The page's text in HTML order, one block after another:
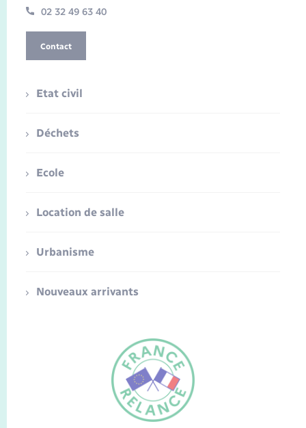
FR
02 32 49 63 40
Contact
Etat civil
Déchets
Ecole
Location de salle
Urbanisme
Nouveaux arrivants